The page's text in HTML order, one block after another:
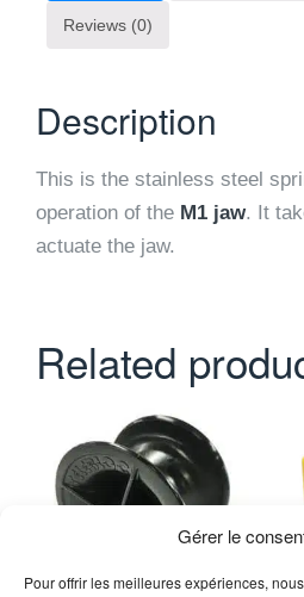
Gérer le
Pour offrir les meilleures expériences,
Reviews (0)
Description
This is the stainless steel
operation of the M1 jaw. It
actuate the jaw.
Related